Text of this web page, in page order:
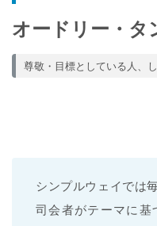
オードリー・タ
尊敬・目標としている人、
シンプルウェイでは
司会者がテーマに基